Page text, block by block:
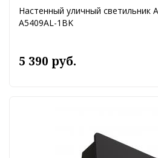
Настенный уличный светильник
A5409AL-1BK
5 390 руб.